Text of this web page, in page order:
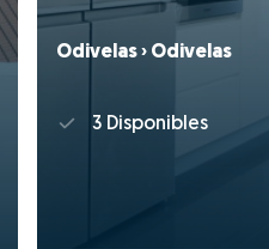
Odivelas › Odivelas
3 Disponibles